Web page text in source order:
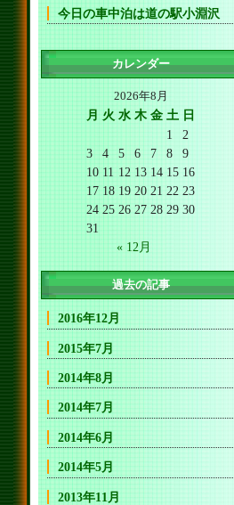
今日の車中泊は道の駅小淵沢
カレンダー
2026年8月
月 火 水 木 金 土 日
1
2
3
4 5 6 7 8
9
10 11 12 13 14 15 16
17 18 19 20 21 22 23
24 25 26 27 28 29 30
31
« 12月
過去の記事
2016年12月
2015年7月
2014年8月
2014年7月
2014年6月
2014年5月
2013年11月